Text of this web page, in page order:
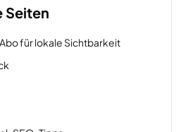
Seiten
für lokale Sichtbarkeit